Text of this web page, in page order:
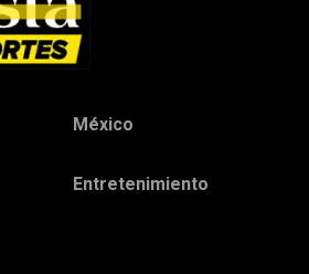
México
Entretenimiento